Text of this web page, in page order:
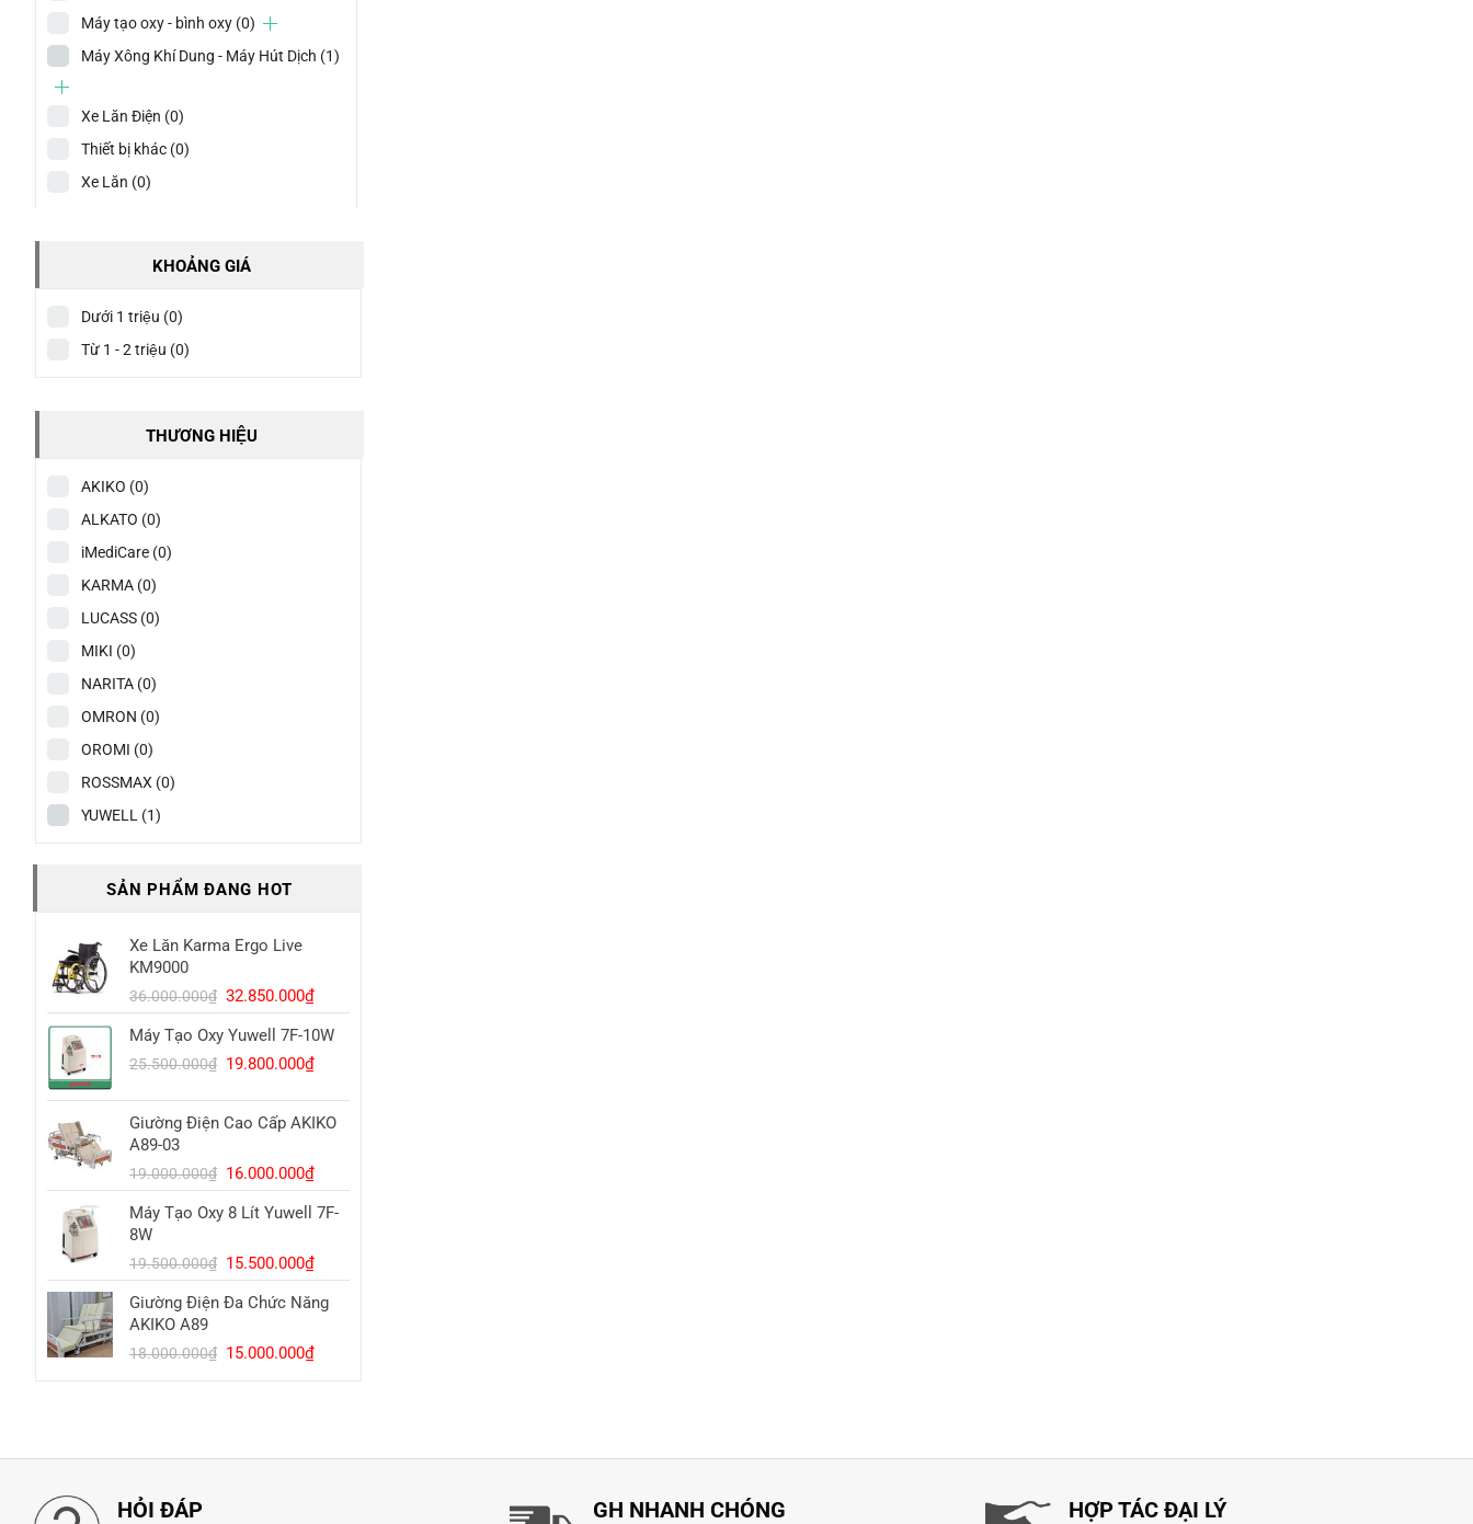
Máy tạo oxy - bình oxy (0)
Máy Xông Khí Dung - Máy Hút Dịch (1)
Xe Lăn Điện (0)
Thiết bị khác (0)
Xe Lăn (0)
KHOẢNG GIÁ
Dưới 1 triệu (0)
Từ 1 - 2 triệu (0)
THƯƠNG HIỆU
AKIKO (0)
ALKATO (0)
iMediCare (0)
KARMA (0)
LUCASS (0)
MIKI (0)
NARITA (0)
OMRON (0)
OROMI (0)
ROSSMAX (0)
YUWELL (1)
SẢN PHẨM ĐANG HOT
Xe Lăn Karma Ergo Live
KM9000
36.000.000₫ Giá
gốc
là:
36.000.000₫.
32.850.000₫Giá
hiện
tại
là:
Máy Tạo Oxy Yuwell 7F-10W
25.500.000₫ Giá
là:
25.500.000₫.
19.800.000₫Giá
tại
là:
Giường Điện Cao Cấp AKIKO
A89-03
19.000.000₫ Giá
gốc
là:
16.000.000₫Giá
hiện
tại
16.000.000₫.
Máy Tạo Oxy 8 Lít Yuwell 7F-
8W
19.500.000₫ Giá
gốc
là:
15.500.000₫Giá
hiện
tại
15.500.000₫.
Giường Điện Đa Chức Năng
AKIKO A89
18.000.000₫ Giá
15.000.000₫Giá
HỎI ĐÁP GH NHANH CHÓNG HỢP TÁC ĐẠI LÝ